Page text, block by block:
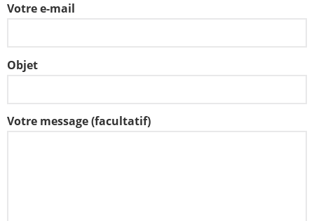
Histoire
Contacts
Votre e-mail
Objet
Votre message (facultatif)